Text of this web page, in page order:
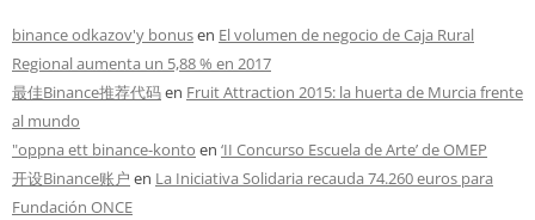
binance odkazov'y bonusen El volumen de negocio de Caja Rural
Regional aumenta un 5,88 % en 2017
最佳Binance推荐代码en Fruit Attraction 2015: la huerta de Murcia frente
al mundo
"oppna ett binance-konto en ‘II Concurso Escuela de Arte’ de OMEP
开设Binance账户 en La Iniciativa Solidaria recauda 74.260 euros para
Fundación ONCE